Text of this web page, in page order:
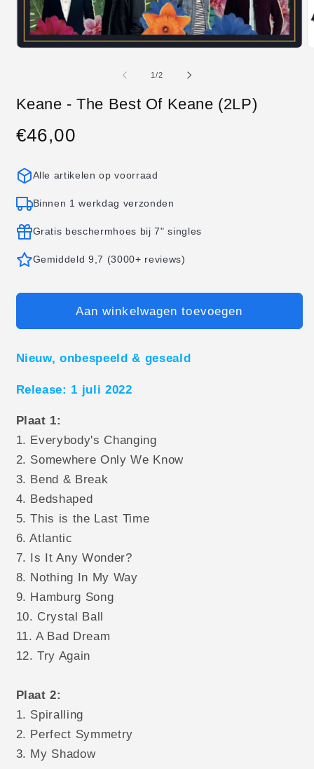
1/van
2
Keane - The Best Of Keane (2LP)
Normale
€46,00
Alle artikelen op voorraad
Binnen 1 werkdag verzonden
Gratis beschermhoes bij 7" singles
Gemiddeld 9,7 (3000+ reviews)
Aan winkelwagen toevoegen
Nieuw, onbespeeld & geseald
Release: 1 juli 2022
Plaat 1:
1. Everybody's Changing
2. Somewhere Only We Know
3. Bend & Break
4. Bedshaped
5. This is the Last Time
6. Atlantic
7. Is It Any Wonder?
8. Nothing In My Way
9. Hamburg Song
10. Crystal Ball
11. A Bad Dream
12. Try Again
Plaat 2:
1. Spiralling
2. Perfect Symmetry
3. My Shadow